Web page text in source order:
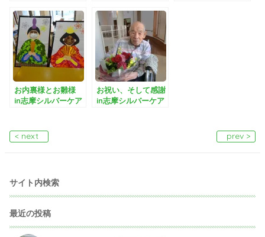
お内裏様とお雛様
in志摩シルバーケア
お祝い、そして感謝
in志摩シルバーケア
< next prev >
サイト内検索
最近の投稿